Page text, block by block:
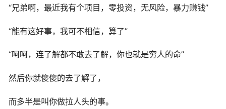
“兄弟啊，最近我有个项目，零投资，无风险，暴力赚钱”
“能有这好事，我可不相信，算了”
“呵呵，连了解都不敢去了解，你也就是穷人的命”
然后你就傻傻的去了解了，
而多半是叫你做拉人头的事。